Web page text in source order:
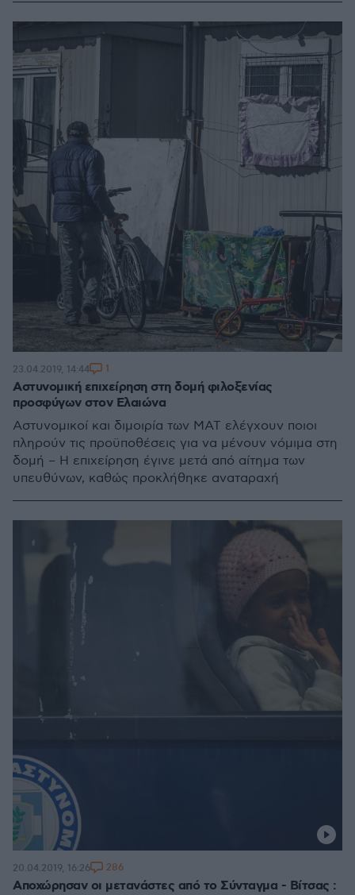
Αστυνομική επιχείρηση στη δομή φιλοξενίας
προσφύγων στον Ελαιώνα
Αστυνομικοί και διμοιρία των ΜΑΤ ελέγχουν ποιοι
πληρούν τις προϋποθέσεις για να μένουν νόμιμα στη
δομή – Η επιχείρηση έγινε μετά από αίτημα των
υπευθύνων, καθώς προκλήθηκε αναταραχή
23.04.2019, 14:44 1
Αποχώρησαν οι μετανάστες από το Σύνταγμα - Βίτσας :
20.04.2019, 16:26 286